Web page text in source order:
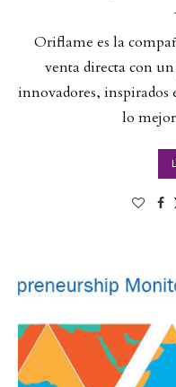
Oriflame es la
venta directa con
innovadores, inspirados
lo